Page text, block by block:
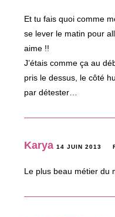
Et tu fais quoi comme
se lever le matin pour
aime !!
J’étais comme ça au
pris le dessus, le côté
par détester…
Karya 14 JUIN 2013
Le plus beau métier du